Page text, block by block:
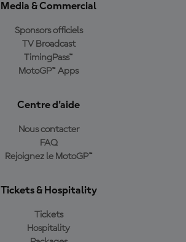
Media & Commercial
Sponsors officiels
TV Broadcast
TimingPass™
MotoGP™ Apps
Centre d'aide
Nous contacter
FAQ
Rejoignez le MotoGP™
Tickets & Hospitality
Tickets
Hospitality